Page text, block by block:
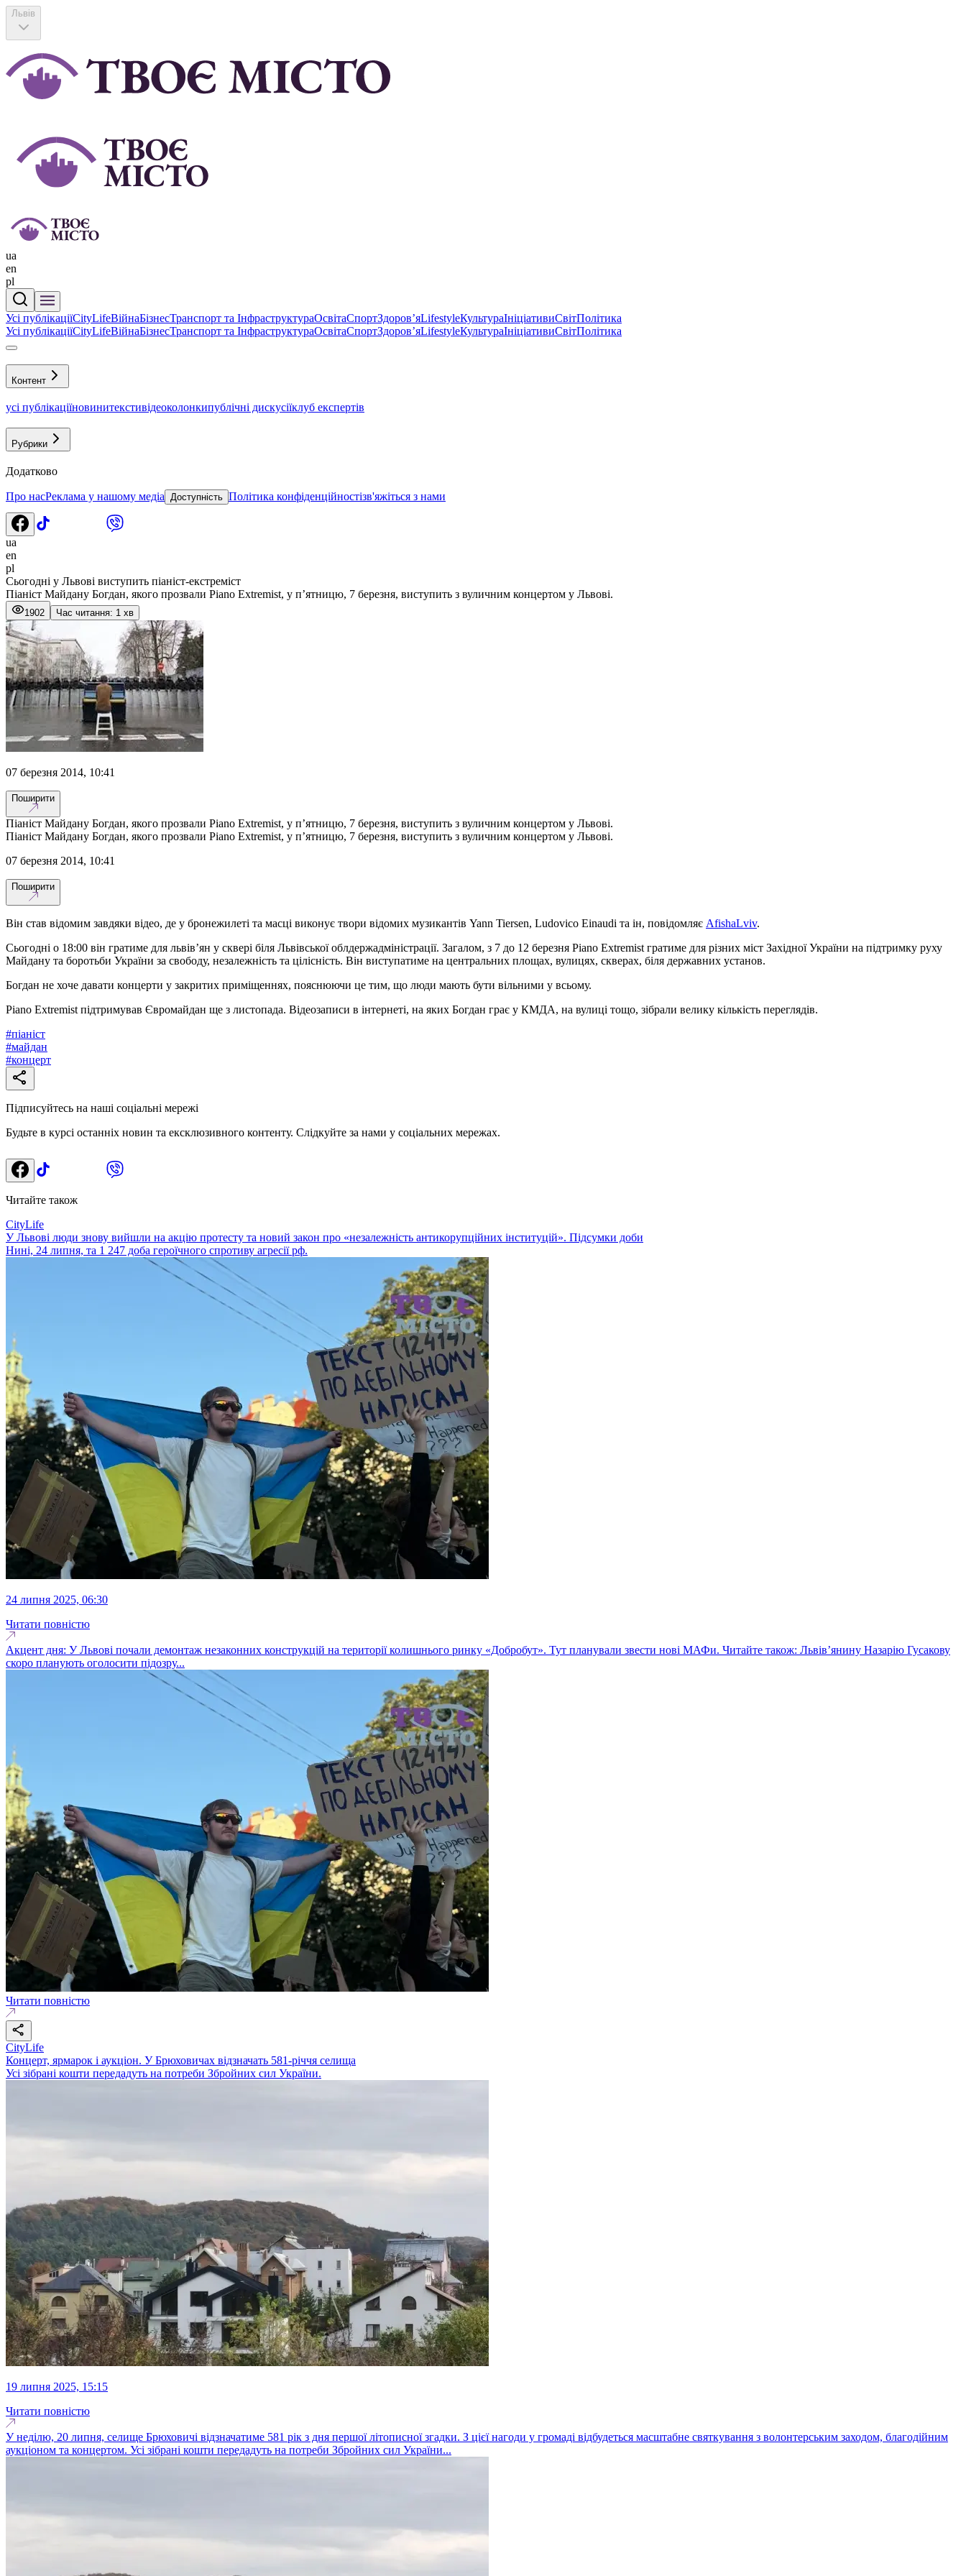
Львів
ua
en
pl
Усі публікаціїCityLifeВійнаБізнесТранспорт та ІнфраструктураОсвітаСпортЗдоровʼяLifestyleКультураІніціативиСвітПолітика
Усі публікаціїCityLifeВійнаБізнесТранспорт та ІнфраструктураОсвітаСпортЗдоровʼяLifestyleКультураІніціативиСвітПолітика
Контент
усі публікаціїновинитекстивідеоколонкипублічні дискусіїклуб експертів
Рубрики
Додатково
Про насРеклама у нашому медіа Доступність Політика конфіденційностізв'яжіться з нами
ua
en
pl
Сьогодні у Львові виступить піаніст-екстреміст
Піаніст Майдану Богдан, якого прозвали Piano Extremist, у п’ятницю, 7 березня, виступить з вуличним концертом у Львові.
1902 Час читання: 1 хв
07 березня 2014, 10:41
Поширити
Піаніст Майдану Богдан, якого прозвали Piano Extremist, у п’ятницю, 7 березня, виступить з вуличним концертом у Львові.
Піаніст Майдану Богдан, якого прозвали Piano Extremist, у п’ятницю, 7 березня, виступить з вуличним концертом у Львові.
07 березня 2014, 10:41
Поширити
Він став відомим завдяки відео, де у бронежилеті та масці виконує твори відомих музикантів Yann Tiersen, Ludovico Einaudi та ін, повідомляє AfishaLviv.
Сьогодні о 18:00 він гратиме для львів’ян у сквері біля Львівської облдержадміністрації. Загалом, з 7 до 12 березня Piano Extremist гратиме для різних міст Західної України на підтримку руху
Майдану та боротьби України за свободу, незалежність та цілісність. Він виступатиме на центральних площах, вулицях, скверах, біля державних установ.
Богдан не хоче давати концерти у закритих приміщеннях, пояснюючи це тим, що люди мають бути вільними у всьому.
Piano Extremist підтримував Євромайдан ще з листопада. Відеозаписи в інтернеті, на яких Богдан грає у КМДА, на вулиці тощо, зібрали велику кількість переглядів.
#піаніст
#майдан
#концерт
Підписуйтесь на наші соціальні мережі
Будьте в курсі останніх новин та ексклюзивного контенту. Слідкуйте за нами у соціальних мережах.
Читайте також
CityLife
У Львові люди знову вийшли на акцію протесту та новий закон про «незалежність антикорупційних інституцій». Підсумки доби
Нині, 24 липня, та 1 247 доба героїчного спротиву агресії рф.
24 липня 2025, 06:30
Читати повністю
Акцент дня: У Львові почали демонтаж незаконних конструкцій на території колишнього ринку «Добробут». Тут планували звести нові МАФи. Читайте також: Львів’янину Назарію Гусакову
скоро планують оголосити підозру...
Читати повністю
CityLife
Концерт, ярмарок і аукціон. У Брюховичах відзначать 581-річчя селища
Усі зібрані кошти передадуть на потреби Збройних сил України.
19 липня 2025, 15:15
Читати повністю
У неділю, 20 липня, селище Брюховичі відзначатиме 581 рік з дня першої літописної згадки. З цієї нагоди у громаді відбудеться масштабне святкування з волонтерським заходом, благодійним
аукціоном та концертом. Усі зібрані кошти передадуть на потреби Збройних сил України...